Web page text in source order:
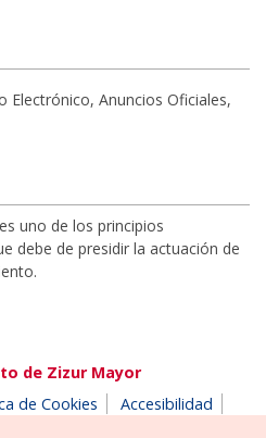
Electrónico, Anuncios Oficiales,
uno de los principios
debe de presidir la actuación de
de Zizur Mayor
de Cookies
Accesibilidad